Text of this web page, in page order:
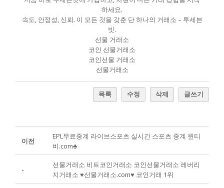
하세요.
속도, 안정성, 신뢰. 이 모든 것을 갖춘 단 하나의 거래소 – 투세븐
빗.
선물 거래소
코인 선물거래소
코인선물 거래소
선물거래소
목록 수정 삭제 글쓰기
이전
EPL무료중계 라이브스포츠 실시간 스포츠 중계 윈티
비.com♣
-
선물거래소 비트코인거래소 코인선물거래소 레버리
지거래소 ♥선물거래소.com♥ 코인거래 1위